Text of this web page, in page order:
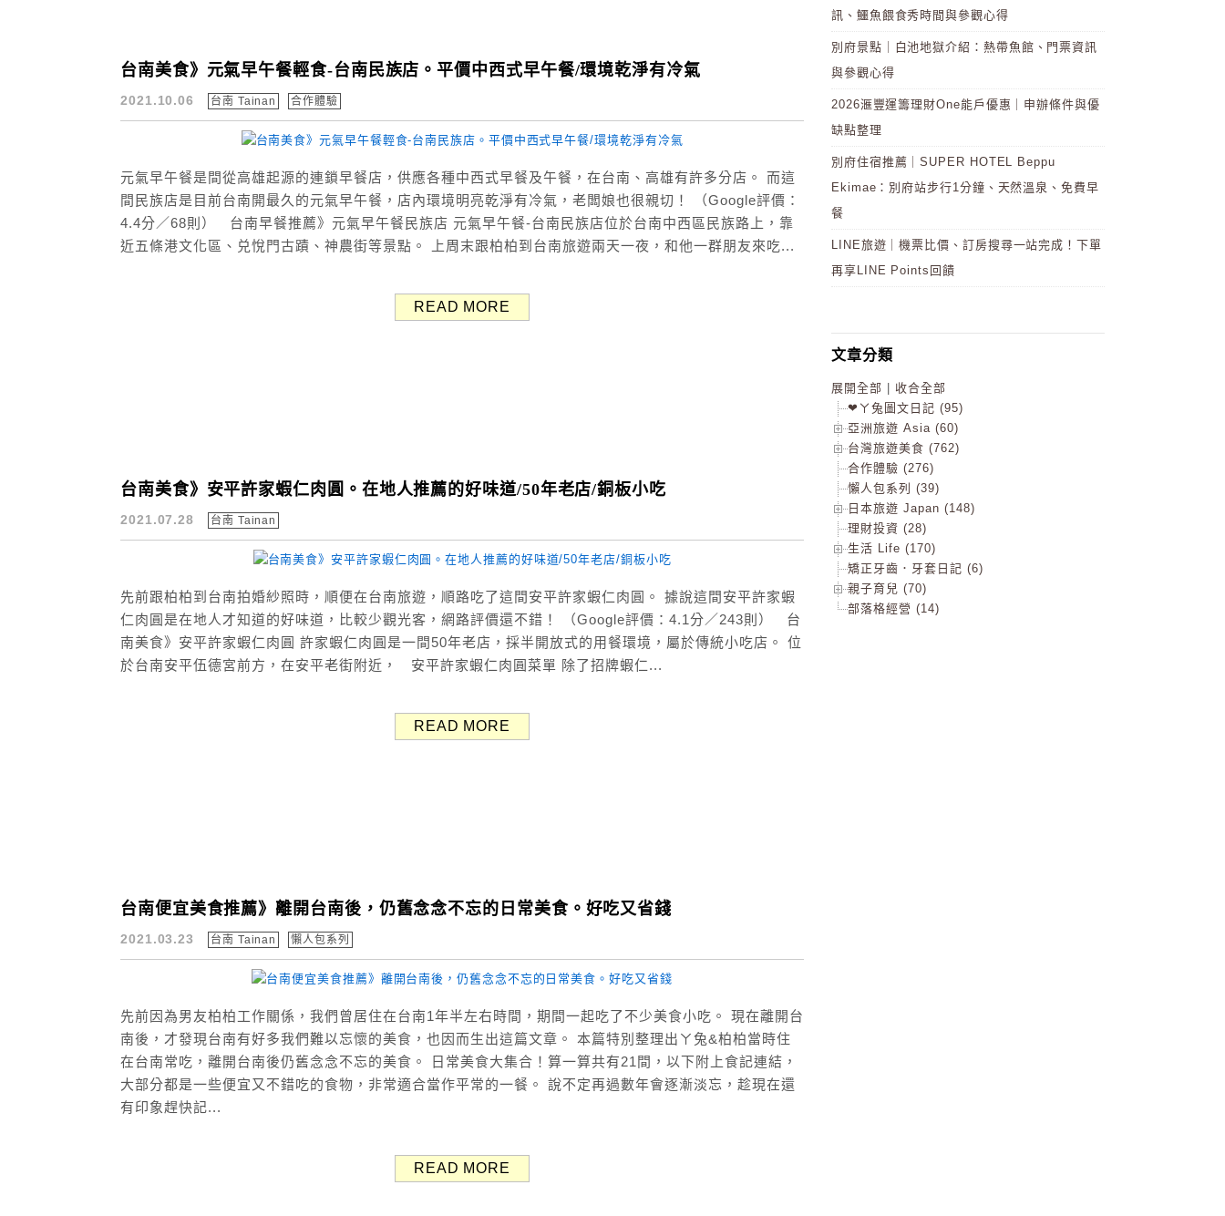
台南美食》元氣早午餐輕食-台南民族店。平價中西式早午餐/環境乾淨有冷氣
2021.10.06 台南 Tainan 合作體驗
元氣早午餐是間從高雄起源的連鎖早餐店，供應各種中西式早餐及午餐，在台南、高雄有許多分店。 而這
間民族店是目前台南開最久的元氣早午餐，店內環境明亮乾淨有冷氣，老闆娘也很親切！ （Google評價：
4.4分／68則） 台南早餐推薦》元氣早午餐民族店 元氣早午餐-台南民族店位於台南中西區民族路上，靠
近五條港文化區、兑悅門古蹟、神農街等景點。 上周末跟柏柏到台南旅遊兩天一夜，和他一群朋友來吃...
READ MORE
台南美食》安平許家蝦仁肉圓。在地人推薦的好味道/50年老店/銅板小吃
2021.07.28 台南 Tainan
先前跟柏柏到台南拍婚紗照時，順便在台南旅遊，順路吃了這間安平許家蝦仁肉圓。 據說這間安平許家蝦
仁肉圓是在地人才知道的好味道，比較少觀光客，網路評價還不錯！ （Google評價：4.1分／243則） 台
南美食》安平許家蝦仁肉圓 許家蝦仁肉圓是一間50年老店，採半開放式的用餐環境，屬於傳統小吃店。 位
於台南安平伍德宮前方，在安平老街附近， 安平許家蝦仁肉圓菜單 除了招牌蝦仁...
READ MORE
台南便宜美食推薦》離開台南後，仍舊念念不忘的日常美食。好吃又省錢
2021.03.23 台南 Tainan 懶人包系列
先前因為男友柏柏工作關係，我們曾居住在台南1年半左右時間，期間一起吃了不少美食小吃。 現在離開台
南後，才發現台南有好多我們難以忘懷的美食，也因而生出這篇文章。 本篇特別整理出ㄚ兔&柏柏當時住
在台南常吃，離開台南後仍舊念念不忘的美食。 日常美食大集合！算一算共有21間，以下附上食記連結，
大部分都是一些便宜又不錯吃的食物，非常適合當作平常的一餐。 說不定再過數年會逐漸淡忘，趁現在還
有印象趕快記...
READ MORE
訊、鱷魚餵食秀時間與參觀心得
別府景點｜白池地獄介紹：熱帶魚館、門票資訊
與參觀心得
2026滙豐運籌理財One能戶優惠｜申辦條件與優
缺點整理
別府住宿推薦｜SUPER HOTEL Beppu
Ekimae：別府站步行1分鐘、天然溫泉、免費早
餐
LINE旅遊｜機票比價、訂房搜尋一站完成！下單
再享LINE Points回饋
文章分類
展開全部
收合全部
❤ㄚ兔圖文日記 (95)
亞洲旅遊 Asia (60)
台灣旅遊美食 (762)
合作體驗 (276)
懶人包系列 (39)
日本旅遊 Japan (148)
理財投資 (28)
生活 Life (170)
矯正牙齒．牙套日記 (6)
親子育兒 (70)
部落格經營 (14)